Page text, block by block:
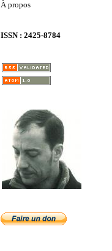
À propos
ISSN : 2425-8784